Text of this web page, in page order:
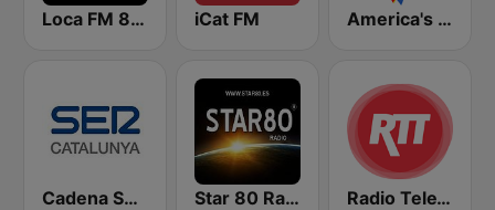
Loca FM 80's iCat FM America's Greatest 80s Hits
Cadena SER Catalunya Star 80 Radio Radio TeleTaxi